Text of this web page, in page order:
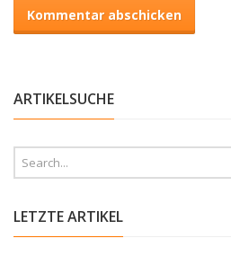
ARTIKELSUCHE
LETZTE ARTIKEL